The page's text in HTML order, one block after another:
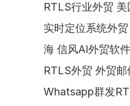
RTLS行业外贸
实时定位系统外
海 信风AI外贸软
RTLS外贸 外贸
Whatsapp群发